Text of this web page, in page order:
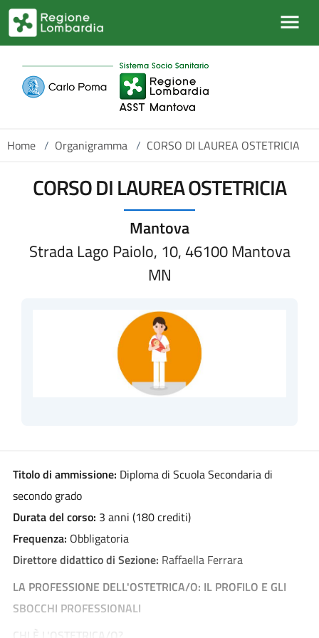
Salta al contenuto principale
Home / Organigramma / CORSO DI LAUREA OSTETRICIA
CORSO DI LAUREA OSTETRICIA
Mantova
Strada Lago Paiolo, 10, 46100 Mantova
MN
Titolo di ammissione: Diploma di Scuola Secondaria di
secondo grado
Durata del corso: 3 anni (180 crediti)
Frequenza: Obbligatoria
Direttore didattico di Sezione: Raffaella Ferrara
LA PROFESSIONE DELL'OSTETRICA/O: IL PROFILO E GLI
SBOCCHI PROFESSIONALI